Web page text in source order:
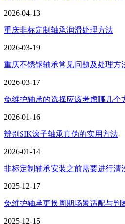
2026-04-13
重庆非标定制轴承润滑处理方法
2026-03-19
重庆不锈钢轴承常见问题及处理方
2026-03-17
免维护轴承的选择应该考虑哪几个
2026-01-16
辨别SIK滚子轴承真伪的实用方法
2026-01-14
非标定制轴承安装之前需要进行清
2025-12-17
免维护轴承更换周期场景适配与判
2025-12-15